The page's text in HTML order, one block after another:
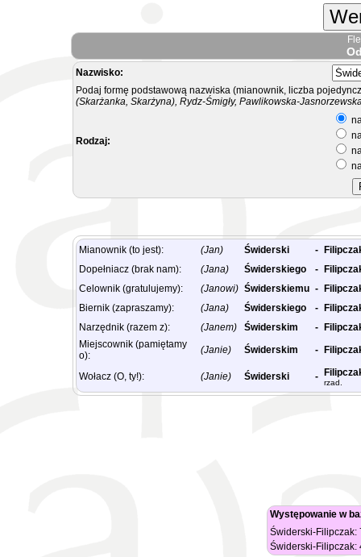
Nazwisko:
Podaj formę podstawową nazwiska (mianownik, liczba
(Skarżanka, Skarżyna), Rydz-Śmigły, Pawlikowska-
Rodzaj:
Mianownik (to jest): (Jan) Świderski -
Dopełniacz (brak nam):
(Jana) Świderskiego -
Celownik (gratulujemy):
(Janowi) Świderskiemu -
Biernik (zapraszamy):
(Jana) Świderskiego -
Narzędnik (razem z):
(Janem) Świderskim -
Miejscownik (pamiętamy
o):
(Janie) Świderskim -
Wołacz (O, ty!): (Janie) Świderski -
rzad.
Występowanie w
Świderski-Filipczak:
Świderski-Filipczak: